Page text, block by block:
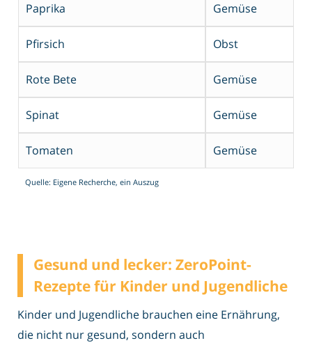
Paprika Gemüse
Pfirsich Obst
Rote Bete Gemüse
Spinat Gemüse
Tomaten Gemüse
Quelle: Eigene Recherche, ein Auszug
Gesund und lecker: ZeroPoint-
Rezepte für Kinder und Jugendliche
Kinder und Jugendliche brauchen eine Ernährung,
die nicht nur gesund, sondern auch